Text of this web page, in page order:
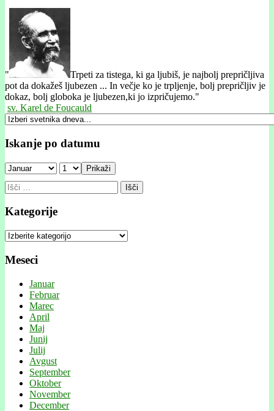
"
Trpeti za tistega, ki ga ljubiš, je najbolj prepričljiva
pot da dokažeš ljubezen ... In večje ko je trpljenje, bolj prepričljiv je
dokaz, bolj globoka je ljubezen,ki jo izpričujemo."
sv. Karel de Foucauld
Iskanje po datumu
Prikaži
Išči:
Kategorije
Kategorije
Meseci
Januar
Februar
Marec
April
Maj
Junij
Julij
Avgust
September
Oktober
November
December